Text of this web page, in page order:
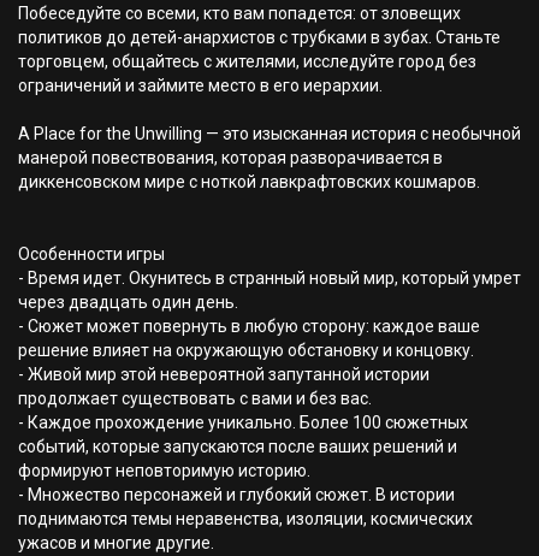
Побеседуйте со всеми, кто вам попадется: от зловещих
политиков до детей-анархистов с трубками в зубах. Станьте
торговцем, общайтесь с жителями, исследуйте город без
ограничений и займите место в его иерархии.
A Place for the Unwilling — это изысканная история с необычной
манерой повествования, которая разворачивается в
диккенсовском мире с ноткой лавкрафтовских кошмаров.
Особенности игры
- Время идет. Окунитесь в странный новый мир, который умрет
через двадцать один день.
- Сюжет может повернуть в любую сторону: каждое ваше
решение влияет на окружающую обстановку и концовку.
- Живой мир этой невероятной запутанной истории
продолжает существовать с вами и без вас.
- Каждое прохождение уникально. Более 100 сюжетных
событий, которые запускаются после ваших решений и
формируют неповторимую историю.
- Множество персонажей и глубокий сюжет. В истории
поднимаются темы неравенства, изоляции, космических
ужасов и многие другие.